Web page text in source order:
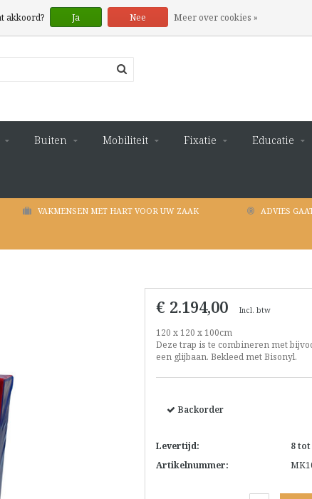
Buiten Mobiliteit Fixatie Educatie
VAKMENSEN MET HART VOOR UW ZAAK ADVIES
€ 2.194,00 Incl. btw
120 x 120 x 100cm
Deze trap is te combineren met
een glijbaan. Bekleed met Bisonyl.
Backorder
Levertijd:
8 tot
Artikelnummer:
akkoord? Ja Nee Meer over cookies »